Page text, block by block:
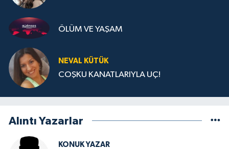
ÖLÜM VE YAŞAM
NEVAL KÜTÜK
COŞKU KANATLARIYLA UÇ!
Alıntı Yazarlar
KONUK YAZAR